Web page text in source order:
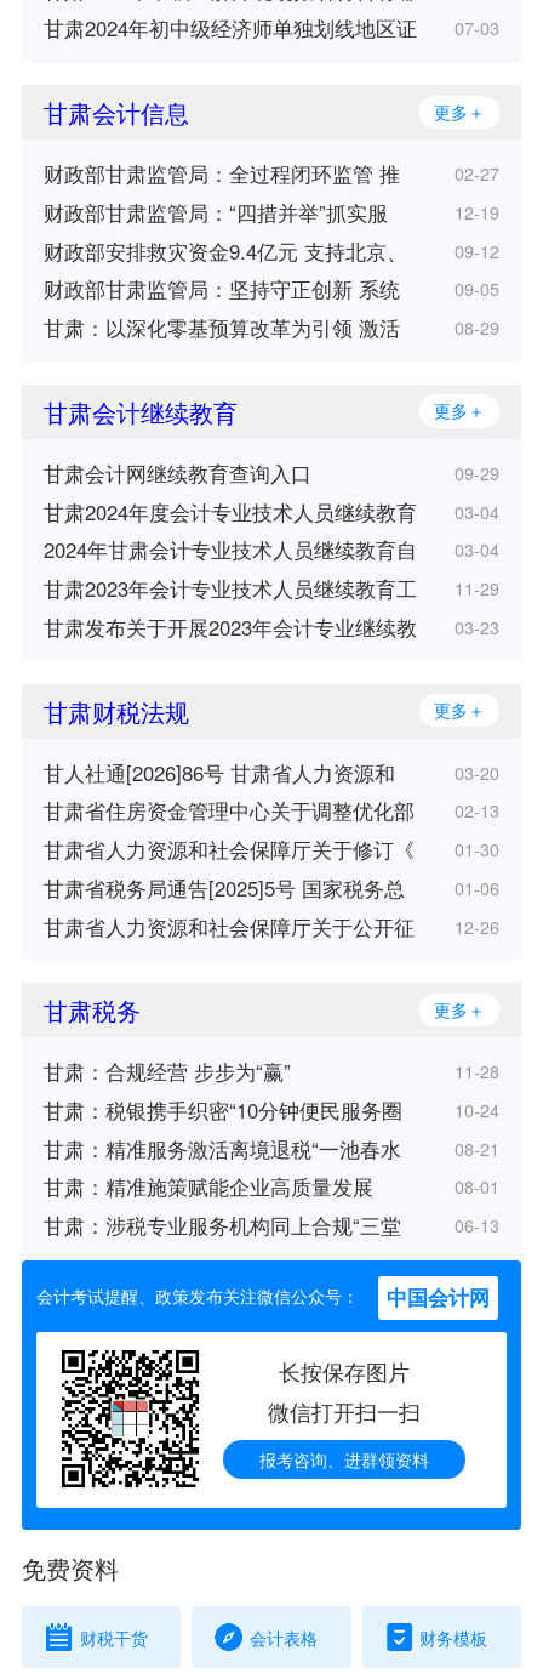
甘肃2024年初中级经济师单独划线地区证 07-03
甘肃会计信息 更多＋
财政部甘肃监管局：全过程闭环监管 推 02-27
财政部甘肃监管局：“四措并举”抓实服 12-19
财政部安排救灾资金9.4亿元 支持北京、 09-12
财政部甘肃监管局：坚持守正创新 系统 09-05
甘肃：以深化零基预算改革为引领 激活 08-29
甘肃会计继续教育 更多＋
甘肃会计网继续教育查询入口 09-29
甘肃2024年度会计专业技术人员继续教育 03-04
2024年甘肃会计专业技术人员继续教育自 03-04
甘肃2023年会计专业技术人员继续教育工 11-29
甘肃发布关于开展2023年会计专业继续教 03-23
甘肃财税法规 更多＋
甘人社通[2026]86号 甘肃省人力资源和 03-20
甘肃省住房资金管理中心关于调整优化部 02-13
甘肃省人力资源和社会保障厅关于修订《 01-30
甘肃省税务局通告[2025]5号 国家税务总 01-06
甘肃省人力资源和社会保障厅关于公开征 12-26
甘肃税务 更多＋
甘肃：合规经营 步步为“赢” 11-28
甘肃：税银携手织密“10分钟便民服务圈 10-24
甘肃：精准服务激活离境退税“一池春水 08-21
甘肃：精准施策赋能企业高质量发展 08-01
甘肃：涉税专业服务机构同上合规“三堂 06-13
会计考试提醒、政策发布关注微信公众号： 中国会计网
长按保存图片
微信打开扫一扫
报考咨询、进群领资料
免费资料
财税干货 会计表格 财务模板